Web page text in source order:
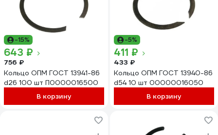
-15%
643 ₽
756 ₽
Кольцо ОПМ ГОСТ 13941-86
d26 100 шт П0000016500
В корзину
-5%
411 ₽
433 ₽
Кольцо ОПМ ГОСТ 13940-86
d54 10 шт 00000016050
В корзину